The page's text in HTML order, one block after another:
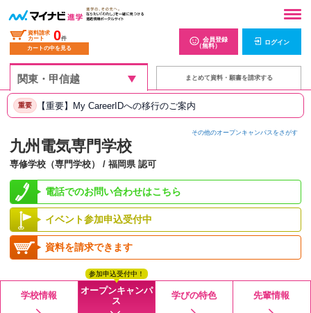
資料請求
カート
0件
カートの中を見る
会員登録
（無料）
ログイン
まとめて資料・願書を請求する
重要 【重要】My CareerIDへの移行のご案内
その他のオープンキャンパスをさがす
九州電気専門学校
専修学校（専門学校） / 福岡県 認可
電話でのお問い合わせはこちら
イベント参加申込受付中
資料を請求できます
学校情報
オープンキャンパ
ス
参加申込受付中！
学びの特色 先輩情報